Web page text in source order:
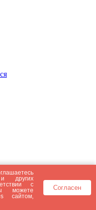
других
с
можете
сайтом,
Согласен